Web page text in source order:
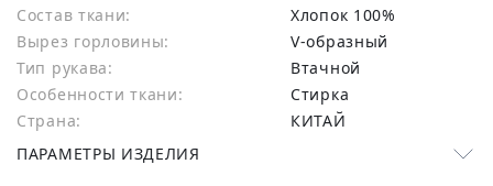
Состав ткани:
хлопок 100%
Вырез горловины:
V-образный
Тип рукава:
Втачной
Особенности ткани:
Стирка
Страна:
КИТАЙ
ПАРАМЕТРЫ ИЗДЕЛИЯ